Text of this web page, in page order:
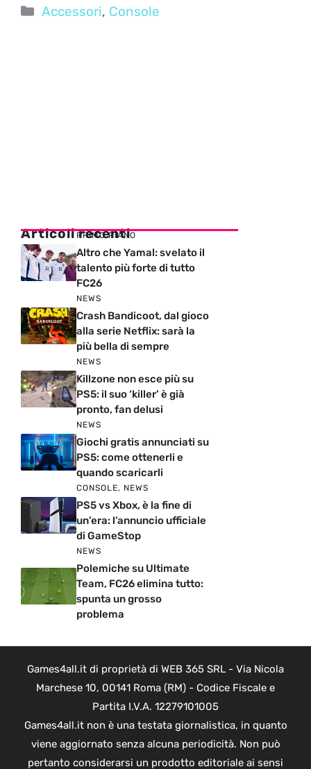
Categorie
Accessori, Console
Articoli recenti
PRIMO PIANO
Altro che Yamal: svelato il
talento più forte di tutto
FC26
NEWS
Crash Bandicoot, dal gioco
alla serie Netflix: sarà la
più bella di sempre
NEWS
Killzone non esce più su
PS5: il suo ‘killer’ è già
pronto, fan delusi
NEWS
Giochi gratis annunciati su
PS5: come ottenerli e
quando scaricarli
CONSOLE, NEWS
PS5 vs Xbox, è la fine di
un’era: l’annuncio ufficiale
di GameStop
NEWS
Polemiche su Ultimate
Team, FC26 elimina tutto:
spunta un grosso
problema
Games4all.it di proprietà di WEB 365 SRL - Via Nicola
Marchese 10, 00141 Roma (RM) - Codice Fiscale e
Partita I.V.A. 12279101005
Games4all.it non è una testata giornalistica, in quanto
viene aggiornato senza alcuna periodicità. Non può
pertanto considerarsi un prodotto editoriale ai sensi